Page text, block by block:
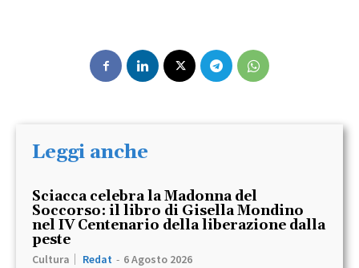
Leggi anche
Sciacca celebra la Madonna del
Soccorso: il libro di Gisella Mondino
nel IV Centenario della liberazione dalla
peste
Cultura Redat - 6 Agosto 2026